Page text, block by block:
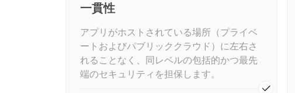
一貫性
アプリがホストされている場所（プライベ
ートおよびパブリッククラウド）に左右さ
れることなく、同レベルの包括的かつ最先
端のセキュリティを担保します。